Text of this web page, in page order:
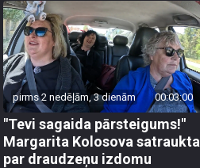
pirms 2 nedēļām, 3 dienām 00:03:00
"Tevi sagaida pārsteigums!"
Margarita Kolosova satraukta
par draudzeņu izdomu